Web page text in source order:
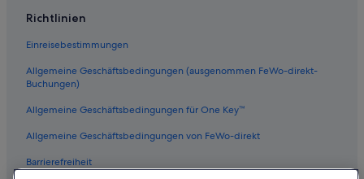
Hotels mit Wellnessbereich in Champagne-Ardenne
Vertus Hotels
Hotels nahe Kirche von Étoges
Le Mesnil-sur-Oger Hotels
Hotels mit Pool in Champagne-Ardenne
Richtlinien
Einreisebestimmungen
Allgemeine Geschäftsbedingungen (ausgenommen FeWo-direkt-
Buchungen)
Allgemeine Geschäftsbedingungen für One Key™
Allgemeine Geschäftsbedingungen von FeWo-direkt
Barrierefreiheit